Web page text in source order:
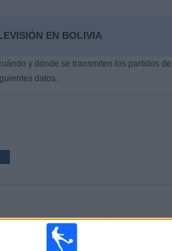
EN BOLIVIA
y dónde se transmiten los partidos de
datos:
DÍAS
PARTIDOS